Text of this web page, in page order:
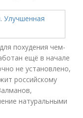
похудения чем-
ещё в начале
не установлено,
российскому
натуральными